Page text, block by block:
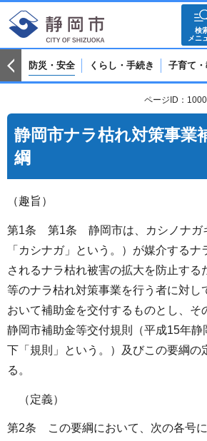
検
メニ
防災・安全 くらし・手続き 子育て
ページID：
静岡市ナラ枯れ対策事業
綱
（趣旨）
第1条 第1条 静岡市は、カシノナガ
「カシナガ」という。）が媒介するナ
されるナラ枯れ被害の拡大を防止する
等のナラ枯れ対策事業を行う者に対し
おいて補助金を交付するものとし、そ
静岡市補助金等交付規則（平成15年静
下「規則」という。）及びこの要綱の
る。
（定義）
第2条 この要綱において、次の各号